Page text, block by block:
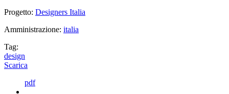
Progetto: Designers Italia
Amministrazione: italia
Tag:
design
Scarica
pdf